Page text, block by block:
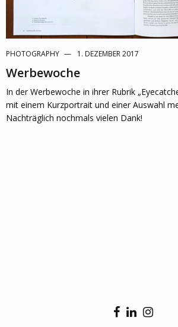
PHOTOGRAPHY 1. DEZEMBER 2017
Werbewoche
In der Werbewoche in ihrer Rubrik
mit einem Kurzportrait und einer Auswahl
Nachträglich nochmals vielen Dank!